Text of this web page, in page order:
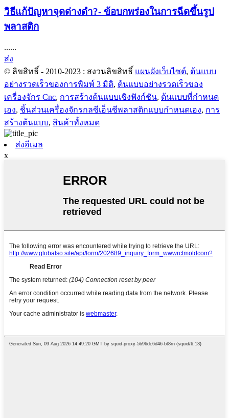
วิธีแก้ปัญหาจุดด่างดำ?- ข้อบกพร่องในการฉีดขึ้นรูป
พลาสติก
......
ส่ง
© ลิขสิทธิ์ - 2010-2023 : สงวนลิขสิทธิ์ แผนผังเว็บไซต์, ต้นแบบ
อย่างรวดเร็วของการพิมพ์ 3 มิติ, ต้นแบบอย่างรวดเร็วของ
เครื่องจักร Cnc, การสร้างต้นแบบเชิงฟังก์ชัน, ต้นแบบที่กำหนด
เอง, ชิ้นส่วนเครื่องจักรกลซีเอ็นซีพลาสติกแบบกำหนดเอง, การ
สร้างต้นแบบ, สินค้าทั้งหมด
ส่งอีเมล
x